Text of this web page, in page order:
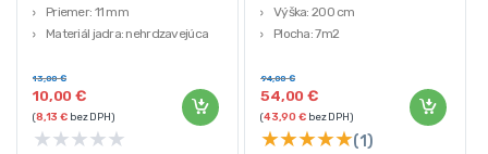
Priemer: 11 mm
Materiál jadra: nehrdzavejúca
Materiál povrchovej úpravy: PE
10,00€
13,00€
(8,13€ bez DPH)
★★★★★
Výška: 200 cm
Plocha: 7m2
filtrom
54,00€
94,00€
(43,90€bez DPH)
★★★★★(1)